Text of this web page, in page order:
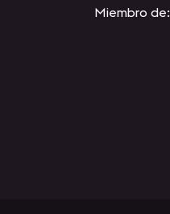
Miembro de: